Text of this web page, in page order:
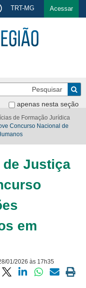
a busca Ir para o rodapé
TRT-MG Acessar
apenas nesta seção
de Formação Jurídica
Concurso Nacional de
de Justiça
em
01/2026 às 17h35